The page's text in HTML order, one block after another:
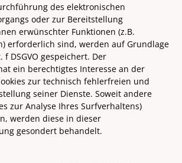
des elektronischen
oder zur Bereitstellung
erwünschter Funktionen (z.B.
erforderlich sind, werden auf Grundlage
f DSGVO gespeichert. Der
ein berechtigtes Interesse an der
zur technisch fehlerfreien und
seiner Dienste. Soweit andere
zur Analyse Ihres Surfverhaltens)
werden diese in dieser
gesondert behandelt.